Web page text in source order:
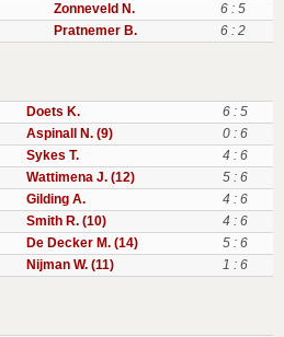
Zonneveld N.
6 : 5
Pratnemer B. 6 : 2
Doets K.
6 : 5
Aspinall N. (9)
0 : 6
Sykes T.
4 : 6
Wattimena J. (12)
5 : 6
Gilding A.
4 : 6
Smith R. (10)
4 : 6
De Decker M. (14)
5 : 6
Nijman W. (11) 1 : 6